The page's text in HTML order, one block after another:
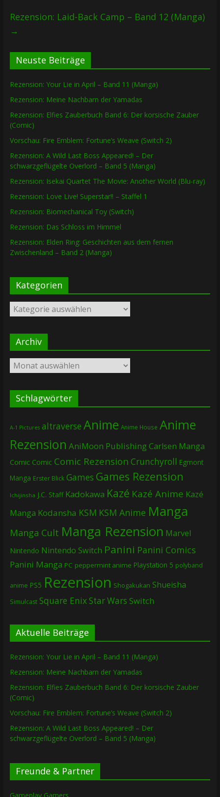
Rezension: Laid-Back Camp – Band 12 (Manga)
→
Neuste Beiträge
Rezension: Your Lie in April – Band 11 (Manga)
Rezension: Meine Nachbarn der Yamadas
Rezension: Elfies Zauberbuch Band 6: Der korsische Zauber
(Comic)
Vorschau: Fire Emblem: Fortune’s Weave (Switch 2)
Rezension: A Wild Last Boss Appeared! – Der
schwarzgeflügelte Overlord – Band 5 (Manga)
Rezension: Isekai Quartet The Movie: Another World (Blu-ray)
Rezension: Love Live! Superstar!! – Staffel 1
Rezension: Biomechanical Toy (Switch)
Rezension: Das Schloss im Himmel
Rezension: Elden Ring: Geschichten aus dem fernen
Zwischenland – Band 2 (Manga)
Kategorien
Kategorien
Archiv
Archiv
Schlagwörter
A-1 Pictures altraverse Anime Anime House Anime
Rezension AniMoon PublishingCarlsen Manga
Comic Comic Comic Rezension Crunchyroll Egmont
Manga Erster Blick Games Games Rezension
Ichijinsha J.C. Staff Kadokawa Kazé Kazé Anime Kazé
Manga Kodansha KSM KSM Anime Manga
Manga Cult Manga Rezension Marvel
Nintendo Nintendo Switch Panini Panini Comics
Panini Manga PC peppermint anime Playstation 5 polyband
anime PS5 Rezension Shogakukan Shueisha
Simulcast Square EnixStar Wars Switch
Aktuelle Beiträge
Rezension: Your Lie in April – Band 11 (Manga)
Rezension: Meine Nachbarn der Yamadas
Rezension: Elfies Zauberbuch Band 6: Der korsische Zauber
(Comic)
Vorschau: Fire Emblem: Fortune’s Weave (Switch 2)
Rezension: A Wild Last Boss Appeared! – Der
schwarzgeflügelte Overlord – Band 5 (Manga)
Freunde & Partner